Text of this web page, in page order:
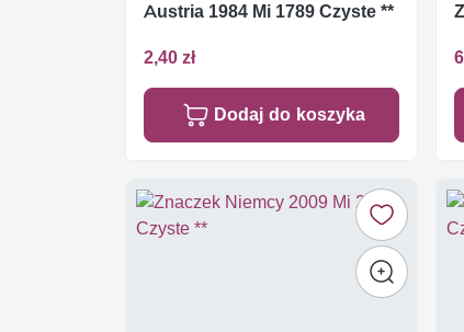
Austria 1984 Mi 1789 Czyste **
2,40 zł
Dodaj do koszyka